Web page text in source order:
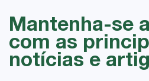
Mantenha-se
com as
notícias e